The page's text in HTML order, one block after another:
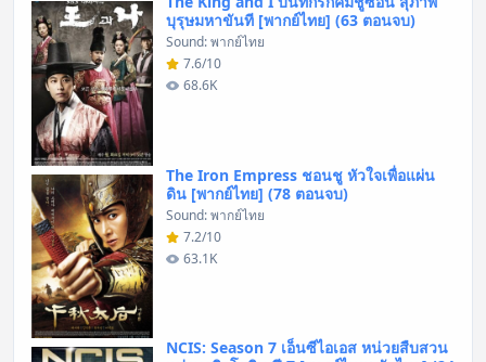
บุรุษมหาขันที [พากย์ไทย] (63 ตอนจบ)
Sound: พากย์ไทย
7.6/10
68.6K
The Iron Empress ชอนชู หัวใจเพื่อแผ่น
ดิน [พากย์ไทย] (78 ตอนจบ)
Sound: พากย์ไทย
7.2/10
63.1K
NCIS: Season 7 เอ็นซีไอเอส หน่วยสืบสวน